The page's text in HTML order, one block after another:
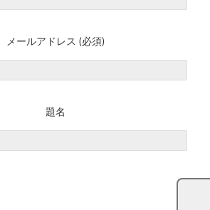
メールアドレス (必須)
題名